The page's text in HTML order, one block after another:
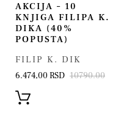
AKCIJA – 10
KNJIGA FILIPA K.
DIKA (40%
POPUSTA)
FILIP K. DIK
6.474,00 RSD 10790.00